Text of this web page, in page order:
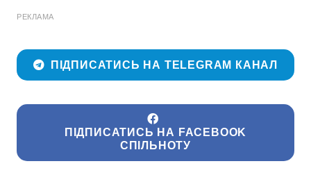
РЕКЛАМА
ПІДПИСАТИСЬ НА TELEGRAM КАНАЛ
ПІДПИСАТИСЬ НА FACEBOOK
СПІЛЬНОТУ